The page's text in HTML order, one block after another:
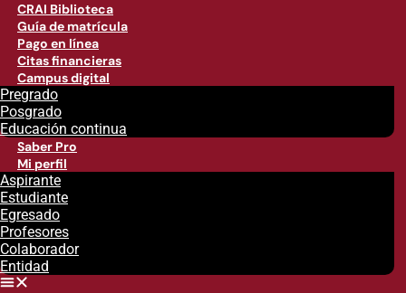
CRAI Biblioteca
Guía de matrícula
Pago en línea
Citas financieras
Campus digital
Pregrado
Posgrado
Educación continua
Saber Pro
Mi perfil
Aspirante
Estudiante
Egresado
Profesores
Colaborador
Entidad